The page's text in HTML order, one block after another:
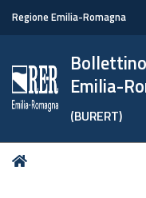
Regione Emilia-Romagna
Emilia-
(BURERT)
Tu